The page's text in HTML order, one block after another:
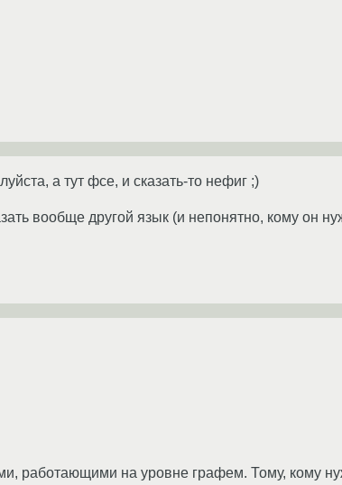
а тут фсе, и сказать-то нефиг ;)
вообще другой язык (и непонятно, кому он
работающими на уровне графем. Тому, кому